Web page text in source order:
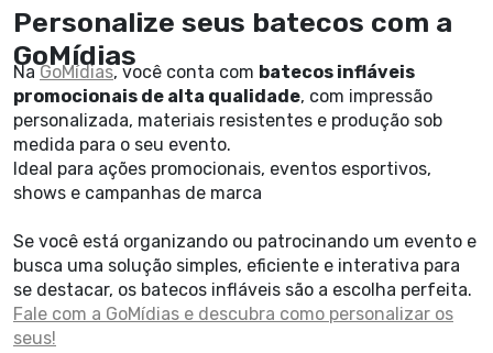
Personalize seus batecos com a
GoMídias
Na GoMídias, você conta com batecos infláveis
promocionais de alta qualidade, com impressão
personalizada, materiais resistentes e produção sob
medida para o seu evento.
Ideal para ações promocionais, eventos esportivos,
shows e campanhas de marca
Se você está organizando ou patrocinando um evento e
busca uma solução simples, eficiente e interativa para
se destacar, os batecos infláveis são a escolha perfeita.
Fale com a GoMídias e descubra como personalizar os
seus!